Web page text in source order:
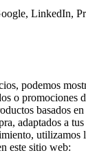
LinkedIn,
podemos
o promociones
basados
adaptados a
utilizamos
este sitio web: